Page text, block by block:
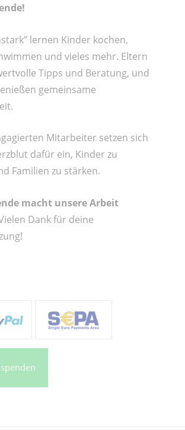
lernen Kinder kochen,
und vieles mehr. Eltern
Tipps und Beratung, und
gemeinsame
Mitarbeiter setzen sich
dafür ein, Kinder zu
Familien zu stärken.
macht unsere Arbeit
Dank für deine